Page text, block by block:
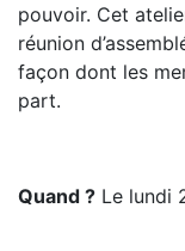
pouvoir. Cet
réunion
façon dont les
part.
Quand ? Le lundi